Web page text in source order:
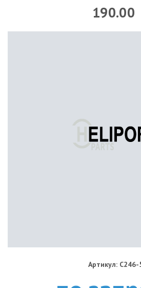
190.00
Артикул: C246-